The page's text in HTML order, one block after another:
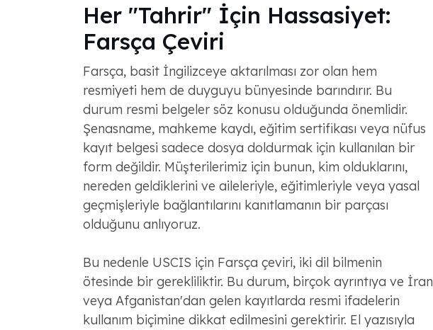
Her "Tahrir" İçin Hassasiyet:
Farsça Çeviri
Farsça, basit İngilizceye aktarılması zor olan hem
resmiyeti hem de duyguyu bünyesinde barındırır. Bu
durum resmi belgeler söz konusu olduğunda önemlidir.
Şenasname, mahkeme kaydı, eğitim sertifikası veya nüfus
kayıt belgesi sadece dosya doldurmak için kullanılan bir
form değildir. Müşterilerimiz için bunun, kim olduklarını,
nereden geldiklerini ve aileleriyle, eğitimleriyle veya yasal
geçmişleriyle bağlantılarını kanıtlamanın bir parçası
olduğunu anlıyoruz.
Bu nedenle USCIS için Farsça çeviri, iki dil bilmenin
ötesinde bir gerekliliktir. Bu durum, birçok ayrıntıya ve İran
veya Afganistan'dan gelen kayıtlarda resmi ifadelerin
kullanım biçimine dikkat edilmesini gerektirir. El yazısıyla